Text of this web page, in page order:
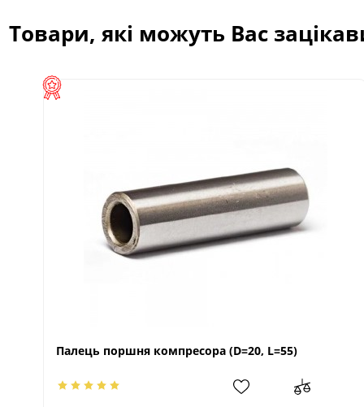
Товари, які можуть Вас
Палець поршня компресора (D=20, L=55)